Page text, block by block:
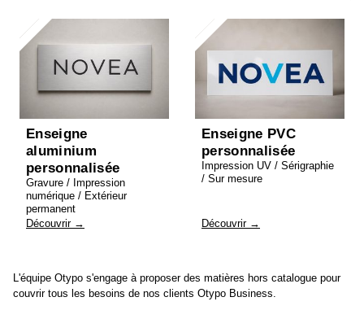
Enseigne
aluminium
personnalisée
Gravure / Impression
numérique / Extérieur
permanent
Découvrir →
Enseigne PVC
personnalisée
Impression UV / Sérigraphie
/ Sur mesure
Découvrir →
L'équipe Otypo s'engage à proposer des matières hors catalogue pour
couvrir tous les besoins de nos clients Otypo Business.